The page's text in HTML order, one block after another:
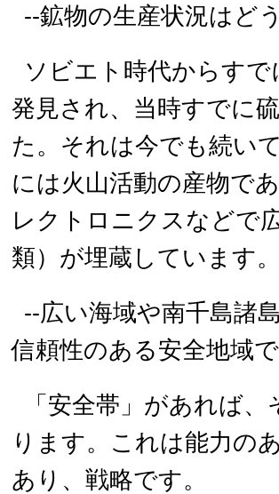
--鉱物の生産状況はど
ソビエト時代からす
発見され、当時すでに
た。それは今でも続い
には火山活動の産物で
レクトロニクスなどで
類）が埋蔵しています。
--広い海域や南千島諸
信頼性のある安全地域
「安全帯」があれば
ります。これは能力の
あり、戦略です。